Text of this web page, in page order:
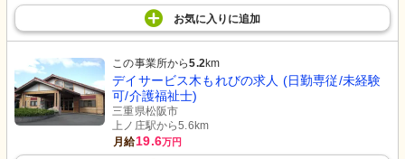
お気に入り に追加
この事業所から5.2km
デイサービス木もれびの求人 (日勤専従/未経験
可/介護福祉士)
三重県松阪市
上ノ庄駅から5.6km
月給19.6万円